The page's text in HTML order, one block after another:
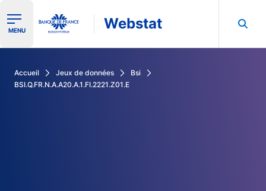
Ouvrir le menu de navigation
MENU Webstat
Accueil Jeux de données
Bsi
BSI.Q.FR.N.A.A20.A.1.FI.2221.Z01.E